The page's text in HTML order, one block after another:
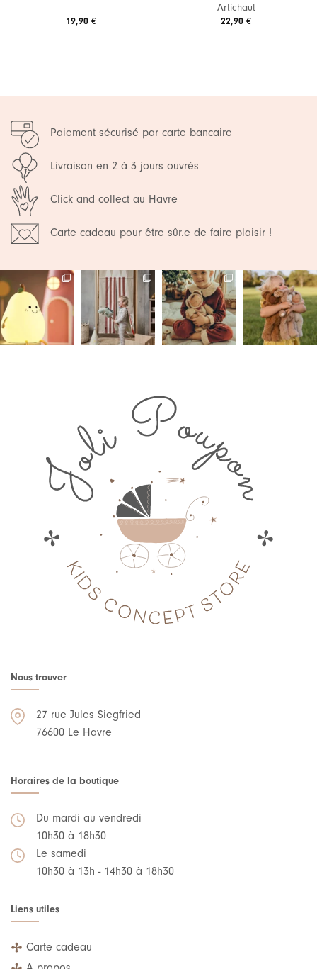
19,90 €
Artichaut
22,90 €
Paiement sécurisé par carte bancaire
Livraison en 2 à 3 jours ouvrés
Click and collect au Havre
Carte cadeau pour être sûr.e de faire plaisir !
Nous trouver
27 rue Jules Siegfried
76600 Le Havre
Horaires de la boutique
Du mardi au vendredi
10h30 à 18h30
Le samedi
10h30 à 13h - 14h30 à 18h30
Liens utiles
Carte cadeau